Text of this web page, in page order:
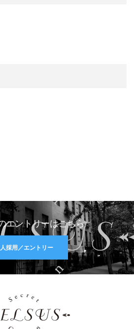
エントリーはこちら
採用／エントリー